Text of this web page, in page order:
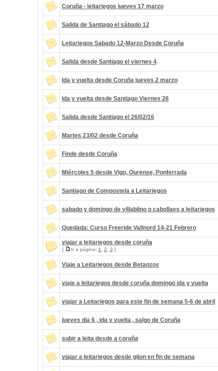
Coruña - leitariegos jueves 17 marzo
Salida de Santiago el sábado 12
Leitariegos Sabado 12-Marzo Desde Coruña
Salida desde Santiago el viernes 4
Ida y vuelta desde Coruña jueves 2 marzo
Ida y vuelta desde Santiago Viernes 26
Salida desde Santiago el 26/02/16
Martes 23/02 desde Coruña
Finde desde Coruña
Miércoles 5 desde Vigo, Ourense, Ponferrada
Santiago de Compostela a Leitariegos
sabado y domingo de villablino o cabollaes a leitariegos
Quedada: Curso Freeride Vallnord 14-21 Febrero
viajar a leitariegos desde coruña
[ Ir a página: 1 2 3 ]
Viaje a Leitariegos desde Betanzos
viaje a leitariegos desde coruña domingo ida y vuelta
viajar a Leitariegos para este fin de semana 5-6 de abril
jueves dia 6 , ida y vuelta , salgo de Coruña
subir a leita desde a coruña
viajar a leitariegos desde gijon en fin de semana